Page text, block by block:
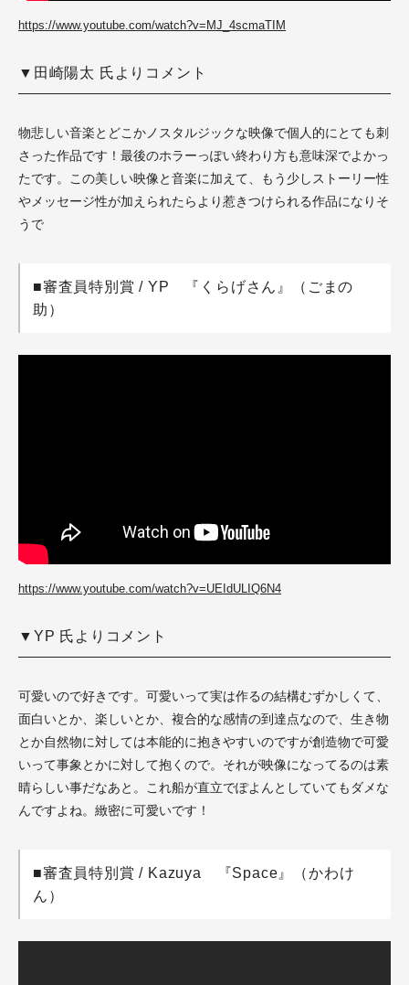
https://www.youtube.com/watch?v=MJ_4scmaTIM
▼田崎陽太 氏よりコメント
物悲しい音楽とどこかノスタルジックな映像で個人的にとても刺
さった作品です！最後のホラーっぽい終わり方も意味深でよかっ
たです。この美しい映像と音楽に加えて、もう少しストーリー性
やメッセージ性が加えられたらより惹きつけられる作品になりそ
うで
■審査員特別賞 / YP 『くらげさん』（ごまの
助）
https://www.youtube.com/watch?v=UEIdULIQ6N4
▼YP 氏よりコメント
可愛いので好きです。可愛いって実は作るの結構むずかしくて、
面白いとか、楽しいとか、複合的な感情の到達点なので、生き物
とか自然物に対しては本能的に抱きやすいのですが創造物で可愛
いって事象とかに対して抱くので。それが映像になってるのは素
晴らしい事だなあと。これ船が直立でぽよんとしていてもダメな
んですよね。緻密に可愛いです！
■審査員特別賞 / Kazuya 『Space』（かわけ
ん）